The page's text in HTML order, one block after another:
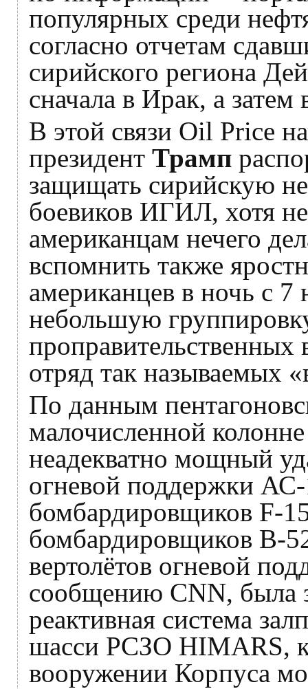
популярных среди
согласно отчетам
сирийского региона
сначала в Ирак, а
В этой связи Oil Price
президент Трамп
защищать сирийскую
боевиков ИГИЛ, хотя
американцам нечего
вспомнить также
американцев в ночь с 7
небольшую
отряд так называемых
По данным
малочисленной
неадекватно мощный
огневой поддержки
бомбардировщиков F-
бомбардировщиков B-
вертолётов огневой
сообщению CNN, была
реактивная система
шасси РСЗО HIMARS,
вооружении Корпуса